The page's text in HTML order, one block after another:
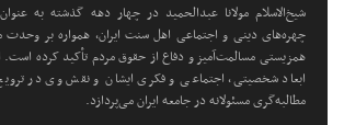
شیخ‌الاسلام مولانا عبدالحمید در چهار دهه گذشته به عنوان
چهره‌های دینی و اجتماعی اهل سنت ایران، همواره بر وحدت
همزیستی مسالمت‌آمیز و دفاع از حقوق مردم تأکید کرده است.
ابعاد شخصیتی، اجتماعی و فکری ایشان و نقش وی در
مطالبه‌گری مسئولانه در جامعه ایران می‌پردازد.